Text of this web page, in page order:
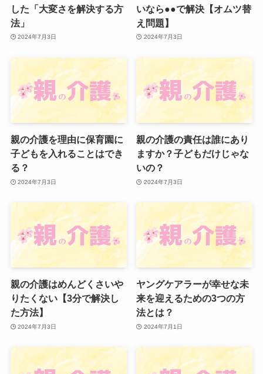
した「大変さを解決する方
法」
2024年7月3日
いなら●●で解決【オムツ替
え問題】
2024年7月3日
親の介護を理由に保育園に
子どもを入れることはでき
る？
2024年7月3日
親の介護の責任は誰にあり
ますか？子どもだけじゃな
いの？
2024年7月3日
親の介護はめんどくさいや
りたくない【3分で解決し
た方法】
2024年7月3日
ヤングケアラーが幸せな未
来を迎えるための3つの方
法とは？
2024年7月1日